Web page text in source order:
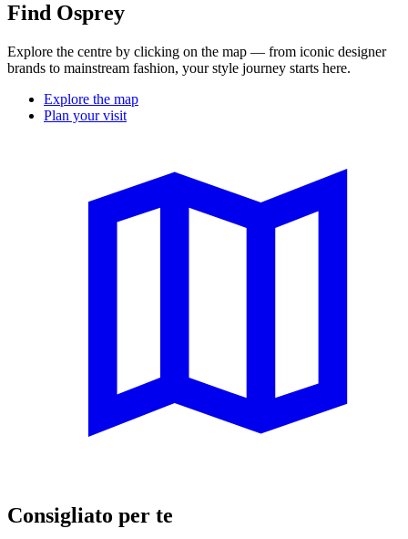
Find Osprey
Explore the centre by clicking on the map — from iconic designer
brands to mainstream fashion, your style journey starts here.
Explore the map
Plan your visit
Consigliato per te